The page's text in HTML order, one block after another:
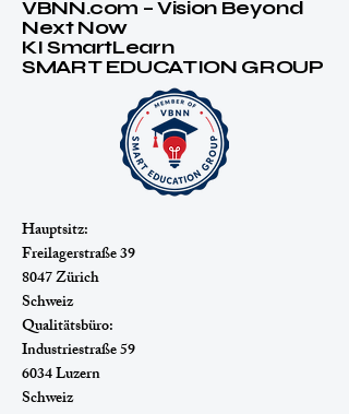
VBNN.com – Vision Beyond
Next Now
KI SmartLearn
SMART EDUCATION GROUP
Hauptsitz:
Freilagerstraße 39
8047 Zürich
Schweiz
Qualitätsbüro:
Industriestraße 59
6034 Luzern
Schweiz